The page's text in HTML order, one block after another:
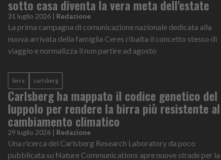
sotto casa diventa la vera meta dell'estate
31 luglio 2026 | Redazione
La prima campagna di comunicazione nazionale dedicata alla
nuova arrivata della famiglia Ceres ribalta il concetto stesso di
viaggio e normalizza il non partire ad agosto
birra carlsberg
Carlsberg ha mappato il codice genetico del
luppolo per rendere la birra più resistente al
cambiamento climatico
29 luglio 2026 | Redazione
Una ricerca del Carlsberg Research Laboratory da poco
pubblicata su Nature Communications apre nuove strade per la